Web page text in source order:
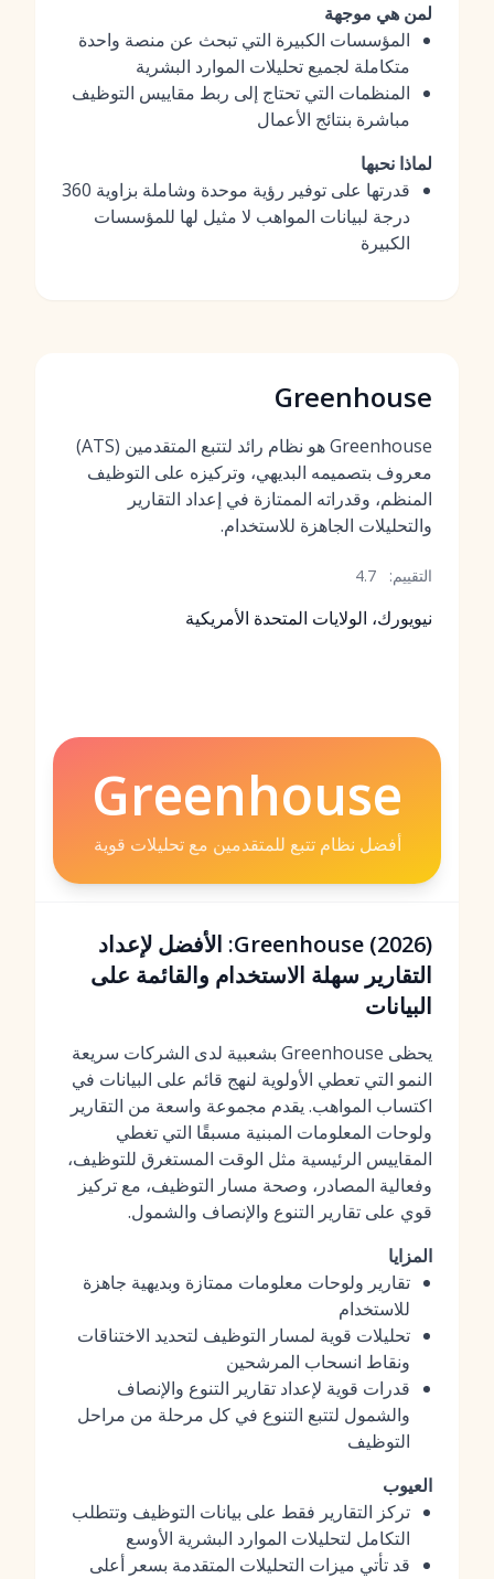
لمن هي موجهة
المؤسسات الكبيرة التي تبحث عن منصة واحدة
متكاملة لجميع تحليلات الموارد البشرية
المنظمات التي تحتاج إلى ربط مقاييس التوظيف
مباشرة بنتائج الأعمال
لماذا نحبها
قدرتها على توفير رؤية موحدة وشاملة بزاوية 360
درجة لبيانات المواهب لا مثيل لها للمؤسسات
الكبيرة
Greenhouse
Greenhouse هو نظام رائد لتتبع المتقدمين (ATS)
معروف بتصميمه البديهي، وتركيزه على التوظيف
المنظم، وقدراته الممتازة في إعداد التقارير
والتحليلات الجاهزة للاستخدام.
التقييم: 4.7
نيويورك، الولايات المتحدة الأمريكية
Greenhouse
أفضل نظام تتبع للمتقدمين مع تحليلات قوية
Greenhouse (2026): الأفضل لإعداد
التقارير سهلة الاستخدام والقائمة على
البيانات
يحظى Greenhouse بشعبية لدى الشركات سريعة
النمو التي تعطي الأولوية لنهج قائم على البيانات في
اكتساب المواهب. يقدم مجموعة واسعة من التقارير
ولوحات المعلومات المبنية مسبقًا التي تغطي
المقاييس الرئيسية مثل الوقت المستغرق للتوظيف،
وفعالية المصادر، وصحة مسار التوظيف، مع تركيز
قوي على تقارير التنوع والإنصاف والشمول.
المزايا
تقارير ولوحات معلومات ممتازة وبديهية جاهزة
للاستخدام
تحليلات قوية لمسار التوظيف لتحديد الاختناقات
ونقاط انسحاب المرشحين
قدرات قوية لإعداد تقارير التنوع والإنصاف
والشمول لتتبع التنوع في كل مرحلة من مراحل
التوظيف
العيوب
تركز التقارير فقط على بيانات التوظيف وتتطلب
التكامل لتحليلات الموارد البشرية الأوسع
قد تأتي ميزات التحليلات المتقدمة بسعر أعلى